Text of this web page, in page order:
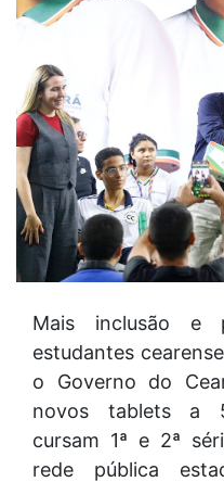
Mais inclusão e
estudantes
o Governo do
novos tablets a
cursam 1ª e 2ª
rede pública